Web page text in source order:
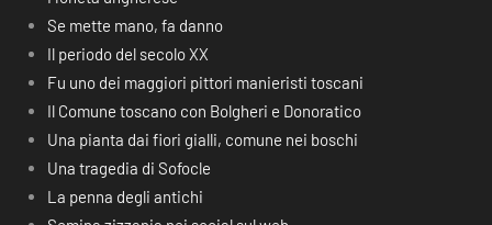
Se mette mano, fa danno
Il periodo del secolo XX
Fu uno dei maggiori pittori manieristi toscani
Il Comune toscano con Bolgheri e Donoratico
Una pianta dai fiori gialli, comune nei boschi
Una tragedia di Sofocle
La penna degli antichi